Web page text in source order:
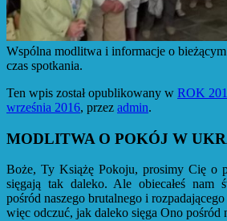
Wspólna modlitwa i informacje o
czas spotkania.
Ten wpis został opublikowany w ROK
września 2016, przez admin.
MODLITWA O POKÓJ W
Boże, Ty Książę Pokoju, prosimy Cię o
sięgają tak daleko. Ale obiecałeś nam
pośród naszego brutalnego i
więc odczuć, jak daleko sięga Ono pośród